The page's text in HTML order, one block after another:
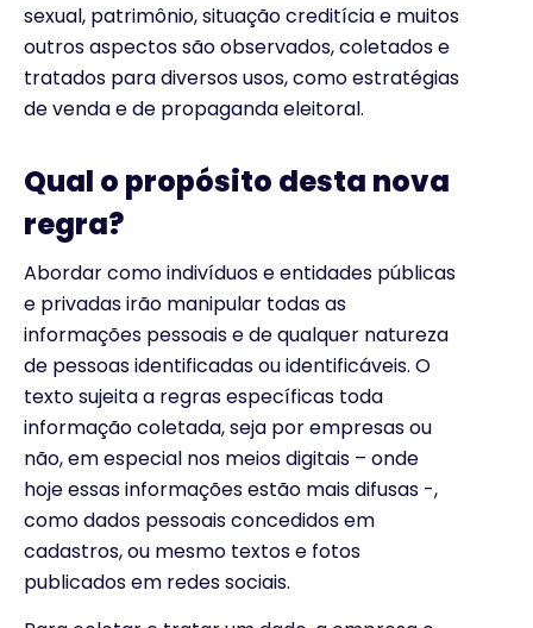
sexual, patrimônio, situação creditícia e muitos
outros aspectos são observados, coletados e
tratados para diversos usos, como estratégias
de venda e de propaganda eleitoral.
Qual o propósito desta nova
regra?
Abordar como indivíduos e entidades públicas
e privadas irão manipular todas as
informações pessoais e de qualquer natureza
de pessoas identificadas ou identificáveis. O
texto sujeita a regras específicas toda
informação coletada, seja por empresas ou
não, em especial nos meios digitais – onde
hoje essas informações estão mais difusas -,
como dados pessoais concedidos em
cadastros, ou mesmo textos e fotos
publicados em redes sociais.